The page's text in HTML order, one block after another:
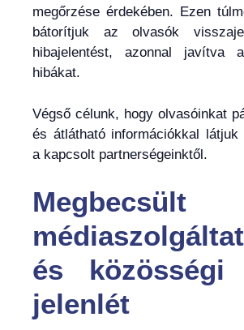
megőrzése érdekében. Ezen
bátorítjuk az olvasók
hibajelentést, azonnal javítva
hibákat.
Végső célunk, hogy olvasóinkat
és átlátható információkkal látjuk
a kapcsolt partnerségeinktől.
Megbecsült
és közösségi
jelenlét